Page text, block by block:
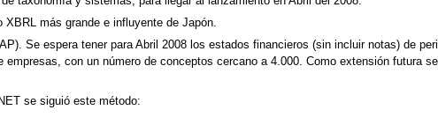
más grande e influyente de Japón.
Se espera tener para Abril 2008 los estados financieros (sin incluir notas) de
con un número de conceptos cercano a 4.000. Como extensión futura
se siguió este método: